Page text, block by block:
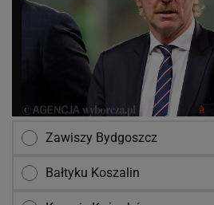
Zawiszy Bydgoszcz
Bałtyku Koszalin